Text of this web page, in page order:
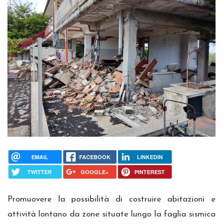
EMAIL FACEBOOK LINKEDIN
TWITTER GOOGLE+ PINTEREST
Promuovere la possibilità di costruire abitazioni e
attività lontano da zone situate lungo la faglia sismica